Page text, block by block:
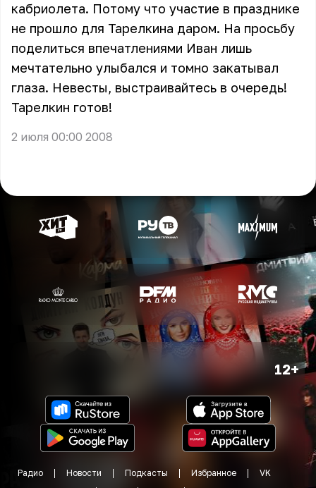
кабриолета. Потому что участие в празднике
не прошло для Тарелкина даром. На просьбу
поделиться впечатлениями Иван лишь
мечтательно улыбался и томно закатывал
глаза. Невесты, выстраивайтесь в очередь!
Тарелкин готов!
2 июля 00:00 2008
12+
Радио Новости Подкасты Избранное
VK